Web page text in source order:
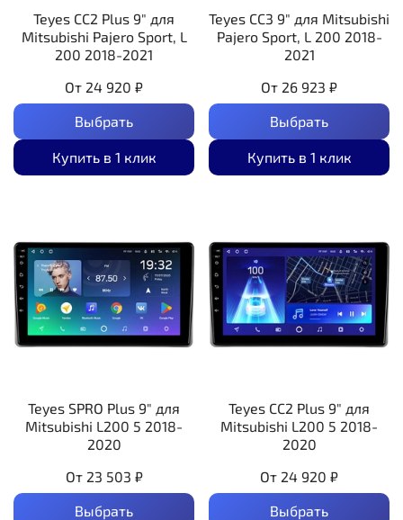
Teyes CC2 Plus 9" для
Mitsubishi Pajero Sport, L
200 2018-2021
От 24 920 ₽
Выбрать
Купить в 1 клик
Teyes CC3 9" для Mitsubishi
Pajero Sport, L 200 2018-
2021
От 26 923 ₽
Выбрать
Купить в 1 клик
Teyes SPRO Plus 9" для
Mitsubishi L200 5 2018-
2020
От 23 503 ₽
Выбрать
Teyes CC2 Plus 9" для
Mitsubishi L200 5 2018-
2020
От 24 920 ₽
Выбрать